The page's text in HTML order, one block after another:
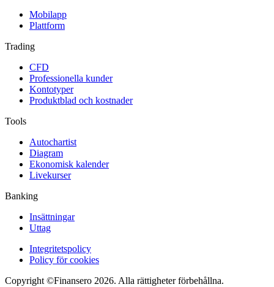
Mobilapp
Plattform
Trading
CFD
Professionella kunder
Kontotyper
Produktblad och kostnader
Tools
Autochartist
Diagram
Ekonomisk kalender
Livekurser
Banking
Insättningar
Uttag
Integritetspolicy
Policy för cookies
Copyright ©Finansero 2026. Alla rättigheter förbehållna.